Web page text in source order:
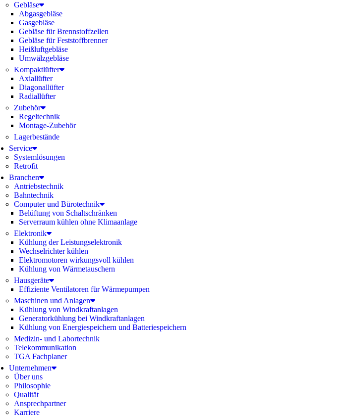
Gebläse
Abgasgebläse
Gasgebläse
Gebläse für Brennstoffzellen
Gebläse für Feststoffbrenner
Heißluftgebläse
Umwälzgebläse
Kompaktlüfter
Axiallüfter
Diagonallüfter
Radiallüfter
Zubehör
Regeltechnik
Montage-Zubehör
Lagerbestände
Service
Systemlösungen
Retrofit
Branchen
Antriebstechnik
Bahntechnik
Computer und Bürotechnik
Belüftung von Schaltschränken
Serverraum kühlen ohne Klimaanlage
Elektronik
Kühlung der Leistungselektronik
Wechselrichter kühlen
Elektromotoren wirkungsvoll kühlen
Kühlung von Wärmetauschern
Hausgeräte
Effiziente Ventilatoren für Wärmepumpen
Maschinen und Anlagen
Kühlung von Windkraftanlagen
Generatorkühlung bei Windkraftanlagen
Kühlung von Energiespeichern und Batteriespeichern
Medizin- und Labortechnik
Telekommunikation
TGA Fachplaner
Unternehmen
Über uns
Philosophie
Qualität
Ansprechpartner
Karriere